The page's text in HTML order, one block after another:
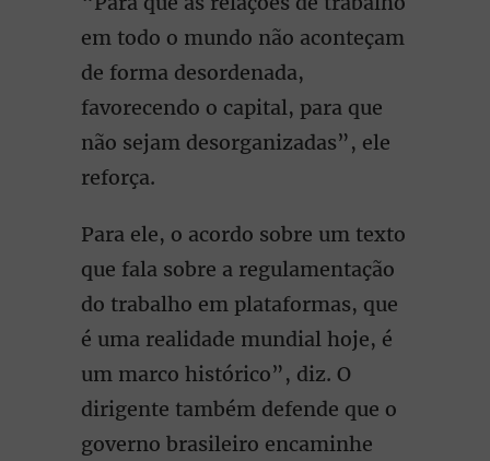
em todo o mundo não aconteçam
de forma desordenada,
favorecendo o capital, para que
não sejam desorganizadas”, ele
reforça.
Para ele, o acordo sobre um texto
que fala sobre a regulamentação
do trabalho em plataformas, que
é uma realidade mundial hoje, é
um marco histórico”, diz. O
dirigente também defende que o
governo brasileiro encaminhe